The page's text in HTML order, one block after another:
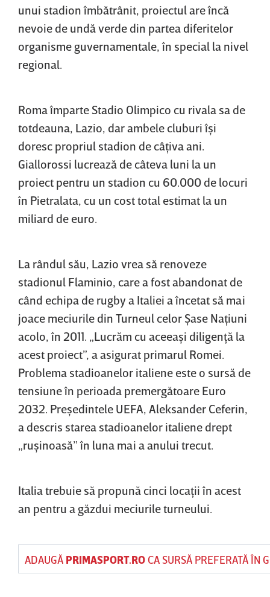
unui stadion îmbătrânit, proiectul are încă
nevoie de undă verde din partea diferitelor
organisme guvernamentale, în special la nivel
regional.
Roma împarte Stadio Olimpico cu rivala sa de
totdeauna, Lazio, dar ambele cluburi îşi
doresc propriul stadion de câţiva ani.
Giallorossi lucrează de câteva luni la un
proiect pentru un stadion cu 60.000 de locuri
în Pietralata, cu un cost total estimat la un
miliard de euro.
La rândul său, Lazio vrea să renoveze
stadionul Flaminio, care a fost abandonat de
când echipa de rugby a Italiei a încetat să mai
joace meciurile din Turneul celor Şase Naţiuni
acolo, în 2011. „Lucrăm cu aceeaşi diligenţă la
acest proiect”, a asigurat primarul Romei.
Problema stadioanelor italiene este o sursă de
tensiune în perioada premergătoare Euro
2032. Preşedintele UEFA, Aleksander Ceferin,
a descris starea stadioanelor italiene drept
„ruşinoasă” în luna mai a anului trecut.
Italia trebuie să propună cinci locaţii în acest
an pentru a găzdui meciurile turneului.
ADAUGĂ PRIMASPORT.ROCA SURSĂ PREFERATĂ ÎN